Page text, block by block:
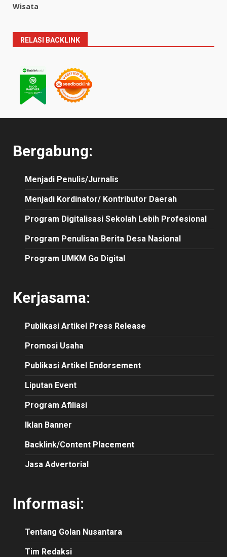
Wisata
RELASI BACKLINK
Bergabung:
Menjadi Penulis/Jurnalis
Menjadi Kordinator/ Kontributor Daerah
Program Digitalisasi Sekolah Lebih Profesional
Program Penulisan Berita Desa Nasional
Program UMKM Go Digital
Kerjasama:
Publikasi Artikel Press Release
Promosi Usaha
Publikasi Artikel Endorsement
Liputan Event
Program Afiliasi
Iklan Banner
Backlink/Content Placement
Jasa Advertorial
Informasi:
Tentang Golan Nusantara
Tim Redaksi